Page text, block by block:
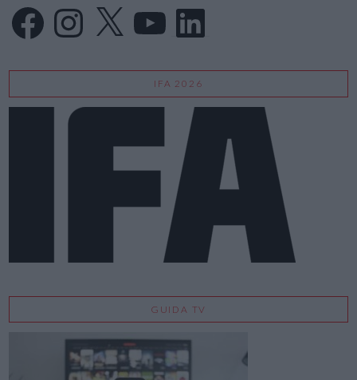
FacebookInstagram
X LinkedIn
IFA 2026
GUIDA TV